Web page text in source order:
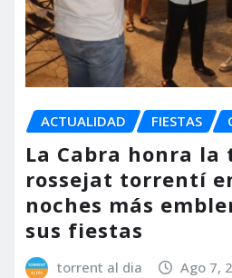
ACTUALIDAD FIESTAS
La Cabra honra
rossejat torrentí
noches más
sus fiestas
torrent al dia Ago 7,